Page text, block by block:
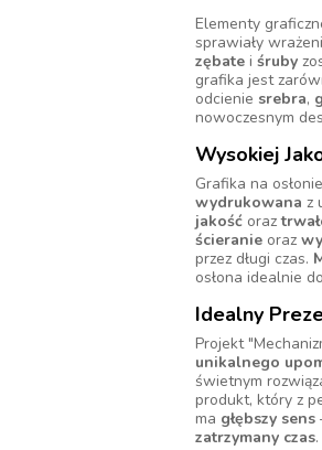
Elementy
sprawiały
zębate i śruby
grafika jest
odcienie srebra,
nowoczesnym
Wysokiej
Grafika na
wydrukowana z
jakość oraz
ścieranie oraz
przez długi czas.
osłona idealnie
Idealny
Projekt
unikalnego
świetnym
produkt, który z
ma głębszy sens
zatrzymany czas.